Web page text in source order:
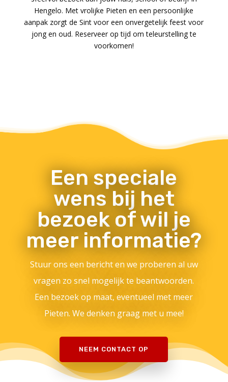
Hengelo. Met vrolijke Pieten en een persoonlijke
aanpak zorgt de Sint voor een onvergetelijk feest voor
jong en oud. Reserveer op tijd om teleurstelling te
voorkomen!
Een speciale
wens bij het
bezoek of wil je
meer informatie?
Stuur ons een bericht en we proberen al uw
vragen zo snel mogelijk te beantwoorden.
Een bezoek op maat, eventueel met meer
Pieten. We denken graag met u mee!
NEEM CONTACT OP